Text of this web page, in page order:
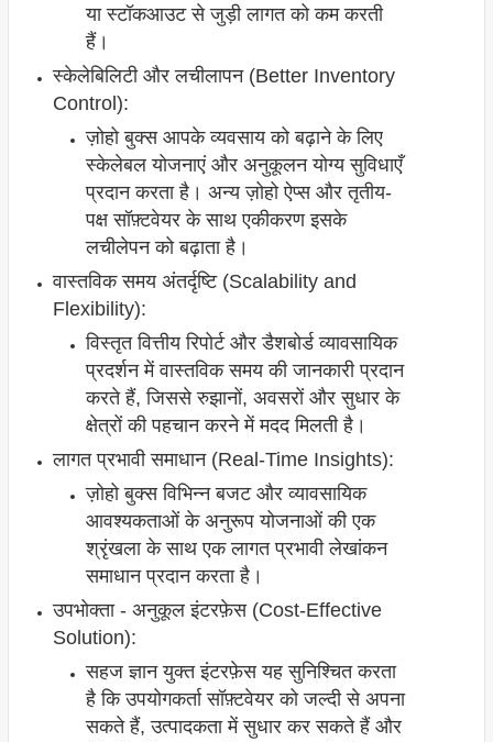
या स्टॉकआउट से जुड़ी लागत को कम करती
हैं।
स्केलेबिलिटी और लचीलापन (Better Inventory
Control):
ज़ोहो बुक्स आपके व्यवसाय को बढ़ाने के लिए
स्केलेबल योजनाएं और अनुकूलन योग्य सुविधाएँ
प्रदान करता है। अन्य ज़ोहो ऐप्स और तृतीय-
पक्ष सॉफ़्टवेयर के साथ एकीकरण इसके
लचीलेपन को बढ़ाता है।
वास्तविक समय अंतर्दृष्टि (Scalability and
Flexibility):
विस्तृत वित्तीय रिपोर्ट और डैशबोर्ड व्यावसायिक
प्रदर्शन में वास्तविक समय की जानकारी प्रदान
करते हैं, जिससे रुझानों, अवसरों और सुधार के
क्षेत्रों की पहचान करने में मदद मिलती है।
लागत प्रभावी समाधान (Real-Time Insights):
ज़ोहो बुक्स विभिन्न बजट और व्यावसायिक
आवश्यकताओं के अनुरूप योजनाओं की एक
श्रृंखला के साथ एक लागत प्रभावी लेखांकन
समाधान प्रदान करता है।
उपभोक्ता - अनुकूल इंटरफ़ेस (Cost-Effective
Solution):
सहज ज्ञान युक्त इंटरफ़ेस यह सुनिश्चित करता
है कि उपयोगकर्ता सॉफ़्टवेयर को जल्दी से अपना
सकते हैं, उत्पादकता में सुधार कर सकते हैं और